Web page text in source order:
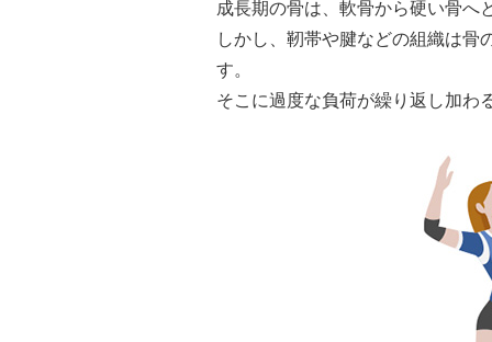
成長期の骨は、軟骨から硬い骨へ
しかし、靭帯や腱などの組織は骨
す。
そこに過度な負荷が繰り返し加わ